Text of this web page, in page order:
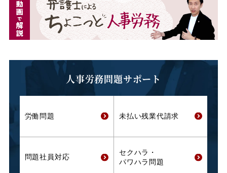
人事労務問題サポート
労働問題 未払い残業代請求
問題社員対応
セクハラ・
パワハラ問題